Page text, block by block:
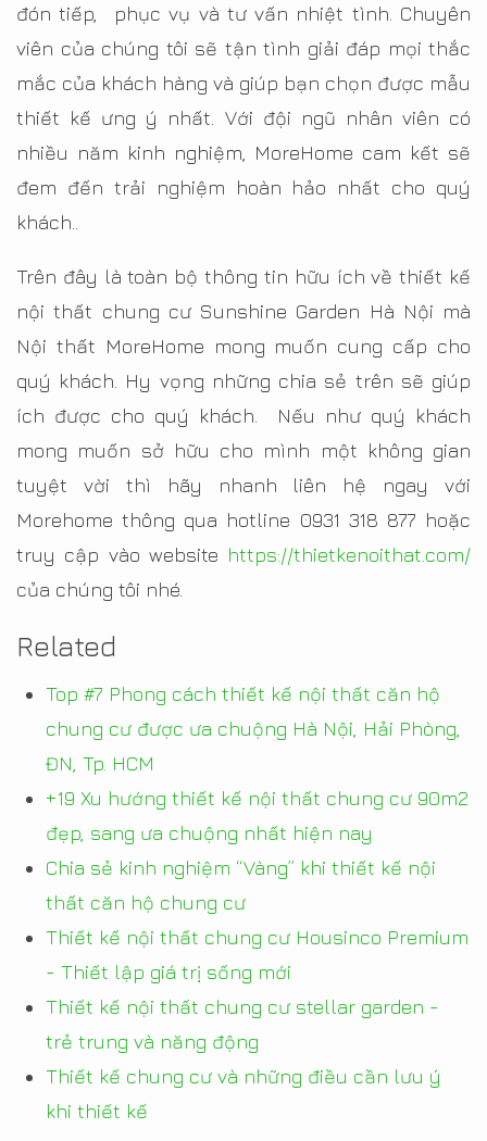
đón tiếp, phục vụ và tư vấn nhiệt tình. Chuyên
viên của chúng tôi sẽ tận tình giải đáp mọi thắc
mắc của khách hàng và giúp bạn chọn được mẫu
thiết kế ưng ý nhất. Với đội ngũ nhân viên có
nhiều năm kinh nghiệm, MoreHome cam kết sẽ
đem đến trải nghiệm hoàn hảo nhất cho quý
khách..
Trên đây là toàn bộ thông tin hữu ích về thiết kế
nội thất chung cư Sunshine Garden Hà Nội mà
Nội thất MoreHome mong muốn cung cấp cho
quý khách. Hy vọng những chia sẻ trên sẽ giúp
ích được cho quý khách. Nếu như quý khách
mong muốn sở hữu cho mình một không gian
tuyệt vời thì hãy nhanh liên hệ ngay với
Morehome thông qua hotline 0931 318 877 hoặc
truy cập vào website https://thietkenoithat.com/
của chúng tôi nhé.
Related
Top #7 Phong cách thiết kế nội thất căn hộ
chung cư được ưa chuộng Hà Nội, Hải Phòng,
ĐN, Tp. HCM
+19 Xu hướng thiết kế nội thất chung cư 90m2
đẹp, sang ưa chuộng nhất hiện nay
Chia sẻ kinh nghiệm “Vàng” khi thiết kế nội
thất căn hộ chung cư
Thiết kế nội thất chung cư Housinco Premium
- Thiết lập giá trị sống mới
Thiết kế nội thất chung cư stellar garden -
trẻ trung và năng động
Thiết kế chung cư và những điều cần lưu ý
khi thiết kế